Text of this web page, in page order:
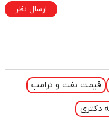
ارسال نظر
قیمت نفت و ترامپ
دکتری